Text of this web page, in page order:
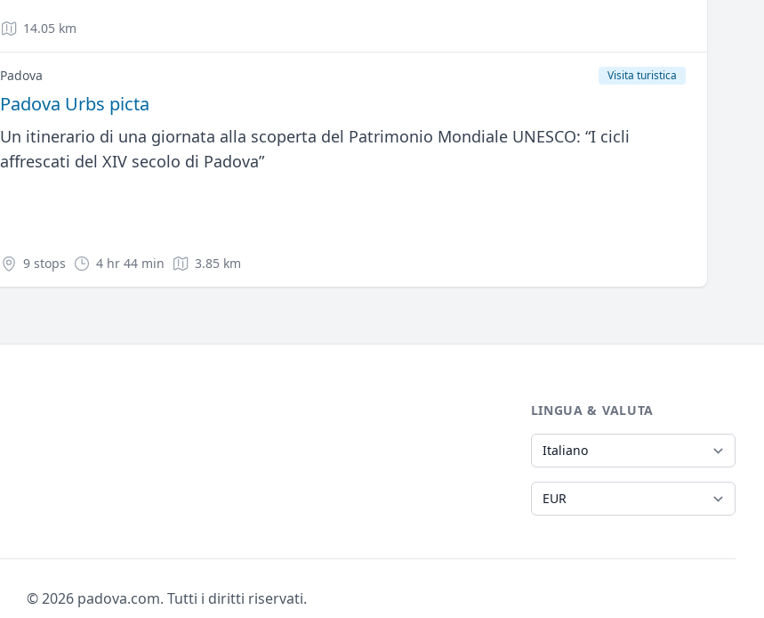
14.05 km
Padova Visita turistica
Padova Urbs picta
Un itinerario di una giornata alla scoperta del Patrimonio Mondiale UNESCO: “I cicli
affrescati del XIV secolo di Padova”
9 stops 4 hr 44 min 3.85 km
LINGUA & VALUTA
Lingua
Valuta
© 2026 padova.com. Tutti i diritti riservati.